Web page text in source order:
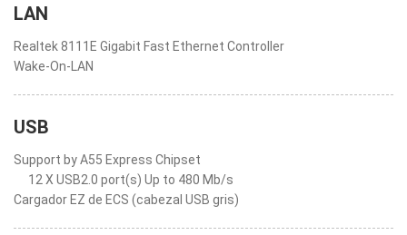
LAN
Realtek 8111E Gigabit Fast Ethernet Controller
Wake-On-LAN
USB
Support by A55 Express Chipset
12 X USB2.0 port(s) Up to 480 Mb/s
Cargador EZ de ECS (cabezal USB gris)